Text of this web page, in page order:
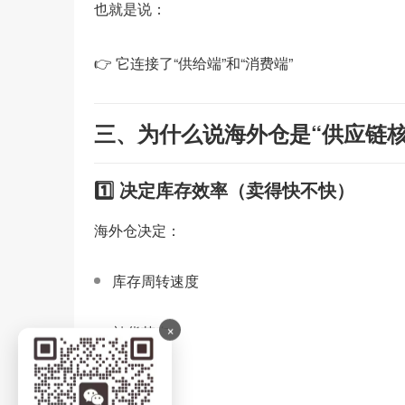
也就是说：
👉 它连接了“供给端”和“消费端”
三、为什么说海外仓是“供应链
1️⃣ 决定库存效率（卖得快不快）
海外仓决定：
库存周转速度
补货节奏
SKU结构
×